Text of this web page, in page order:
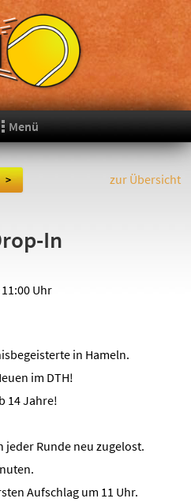
Menü
> zur Übersicht
In
Uhr
in Hameln.
im DTH!
14 Jahre!
jeder Runde neu zugelost.
Aufschlag um 11 Uhr.